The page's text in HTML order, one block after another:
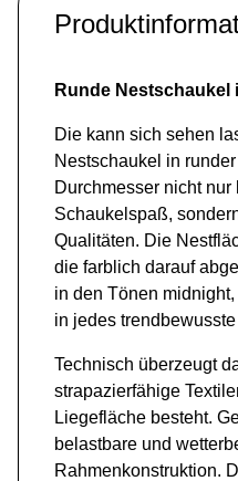
Runde Nestschaukel
Die kann sich sehen
Nestschaukel in
Durchmesser nicht nur
Schaukelspaß,
Qualitäten. Die
die farblich darauf
in den Tönen
in jedes
Technisch überzeugt
strapazierfähige
Liegefläche besteht.
belastbare und
Rahmenkonstruktion.